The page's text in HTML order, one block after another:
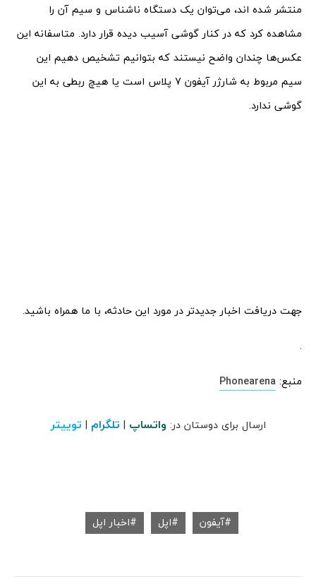
منتشر شده اند، می‌توان یک دستگاه ناشناس و سیم آن را
مشاهده کرد که در کنار گوشی آسیب دیده قرار دارد. متاسفانه این
عکس‌ها چندان واضح نیستند که بتوانیم تشخیص دهیم این
سیم مربوط به شارژر آیفون 7 پلاس است یا هیچ ربطی به این
گوشی ندارد.
جهت دریافت اخبار جدیدتر در مورد این حادثه، با ما همراه باشید.
.
منبع: Phonearena
ارسال برای دوستان در: واتساپ | تلگرام | توییتر
آیفون اپل اخبار اپل